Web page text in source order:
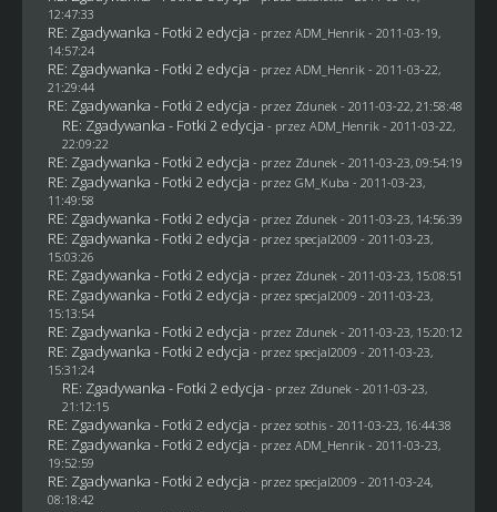
12:47:33
RE: Zgadywanka - Fotki 2 edycja - przez ADM_Henrik - 2011-03-19,
14:57:24
RE: Zgadywanka - Fotki 2 edycja - przez ADM_Henrik - 2011-03-22,
21:29:44
RE: Zgadywanka - Fotki 2 edycja - przez Zdunek - 2011-03-22, 21:58:48
RE: Zgadywanka - Fotki 2 edycja - przez ADM_Henrik - 2011-03-22,
22:09:22
RE: Zgadywanka - Fotki 2 edycja - przez Zdunek - 2011-03-23, 09:54:19
RE: Zgadywanka - Fotki 2 edycja - przez GM_Kuba - 2011-03-23,
11:49:58
RE: Zgadywanka - Fotki 2 edycja - przez Zdunek - 2011-03-23, 14:56:39
RE: Zgadywanka - Fotki 2 edycja - przez specjal2009 - 2011-03-23,
15:03:26
RE: Zgadywanka - Fotki 2 edycja - przez Zdunek - 2011-03-23, 15:08:51
RE: Zgadywanka - Fotki 2 edycja - przez specjal2009 - 2011-03-23,
15:13:54
RE: Zgadywanka - Fotki 2 edycja - przez Zdunek - 2011-03-23, 15:20:12
RE: Zgadywanka - Fotki 2 edycja - przez specjal2009 - 2011-03-23,
15:31:24
RE: Zgadywanka - Fotki 2 edycja - przez Zdunek - 2011-03-23,
21:12:15
RE: Zgadywanka - Fotki 2 edycja - przez sothis- 2011-03-23, 16:44:38
RE: Zgadywanka - Fotki 2 edycja - przez ADM_Henrik - 2011-03-23,
19:52:59
RE: Zgadywanka - Fotki 2 edycja - przez specjal2009 - 2011-03-24,
08:18:42